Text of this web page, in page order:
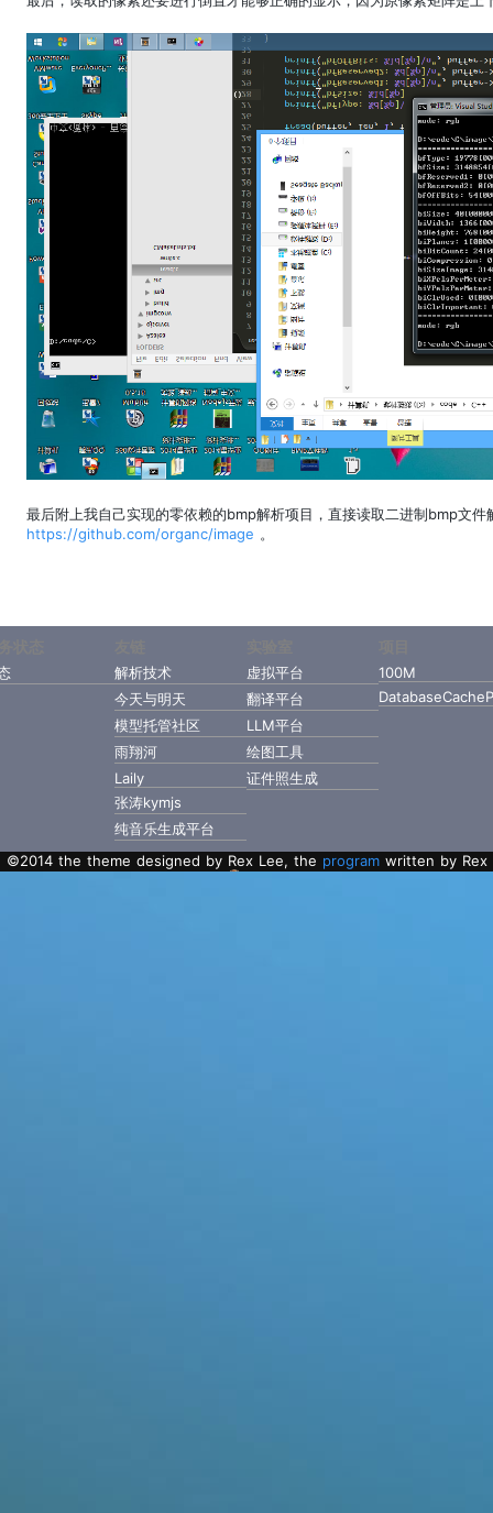
最后附上我自己实现的零依赖的bmp解析项目，直接读取二进制bmp文件
https://github.com/organc/image 。
解析技术
今天与明天
模型托管社区
雨翔河
Laily
张涛kymjs
纯音乐生成平台
虚拟平台
翻译平台
LLM平台
绘图工具
证件照生成
100M
©2014 the theme designed by Rex Lee, the programwritten by Rex
Lee with Golang.
粤ICP备2022112217号